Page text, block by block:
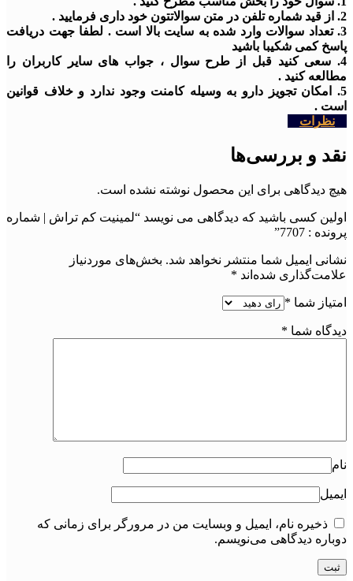
2. از قید شماره تلفن در متن سوالاتتون خود داری فرمایید .
3. تعداد سوالات وارد شده به سایت بالا است . لطفا جهت دریافت
پاسخ کمی شکیبا باشید
4. سعی کنید قبل از طرح سوال ، جواب های سایر کاربران را
مطالعه کنید .
5. امکان تجویز دارو به وسیله کامنت وجود ندارد و خلاف قوانین
است .
نظرات
نقد و بررسی‌ها
هیچ دیدگاهی برای این محصول نوشته نشده است.
اولین کسی باشید که دیدگاهی می نویسد “لمینیت کم تراش | شماره
پرونده : 7707”
نشانی ایمیل شما منتشر نخواهد شد. بخش‌های موردنیاز
علامت‌گذاری شده‌اند *
امتیاز شما *
دیدگاه شما *
نام
ایمیل
ذخیره نام، ایمیل و وبسایت من در مرورگر برای زمانی که
دوباره دیدگاهی می‌نویسم.